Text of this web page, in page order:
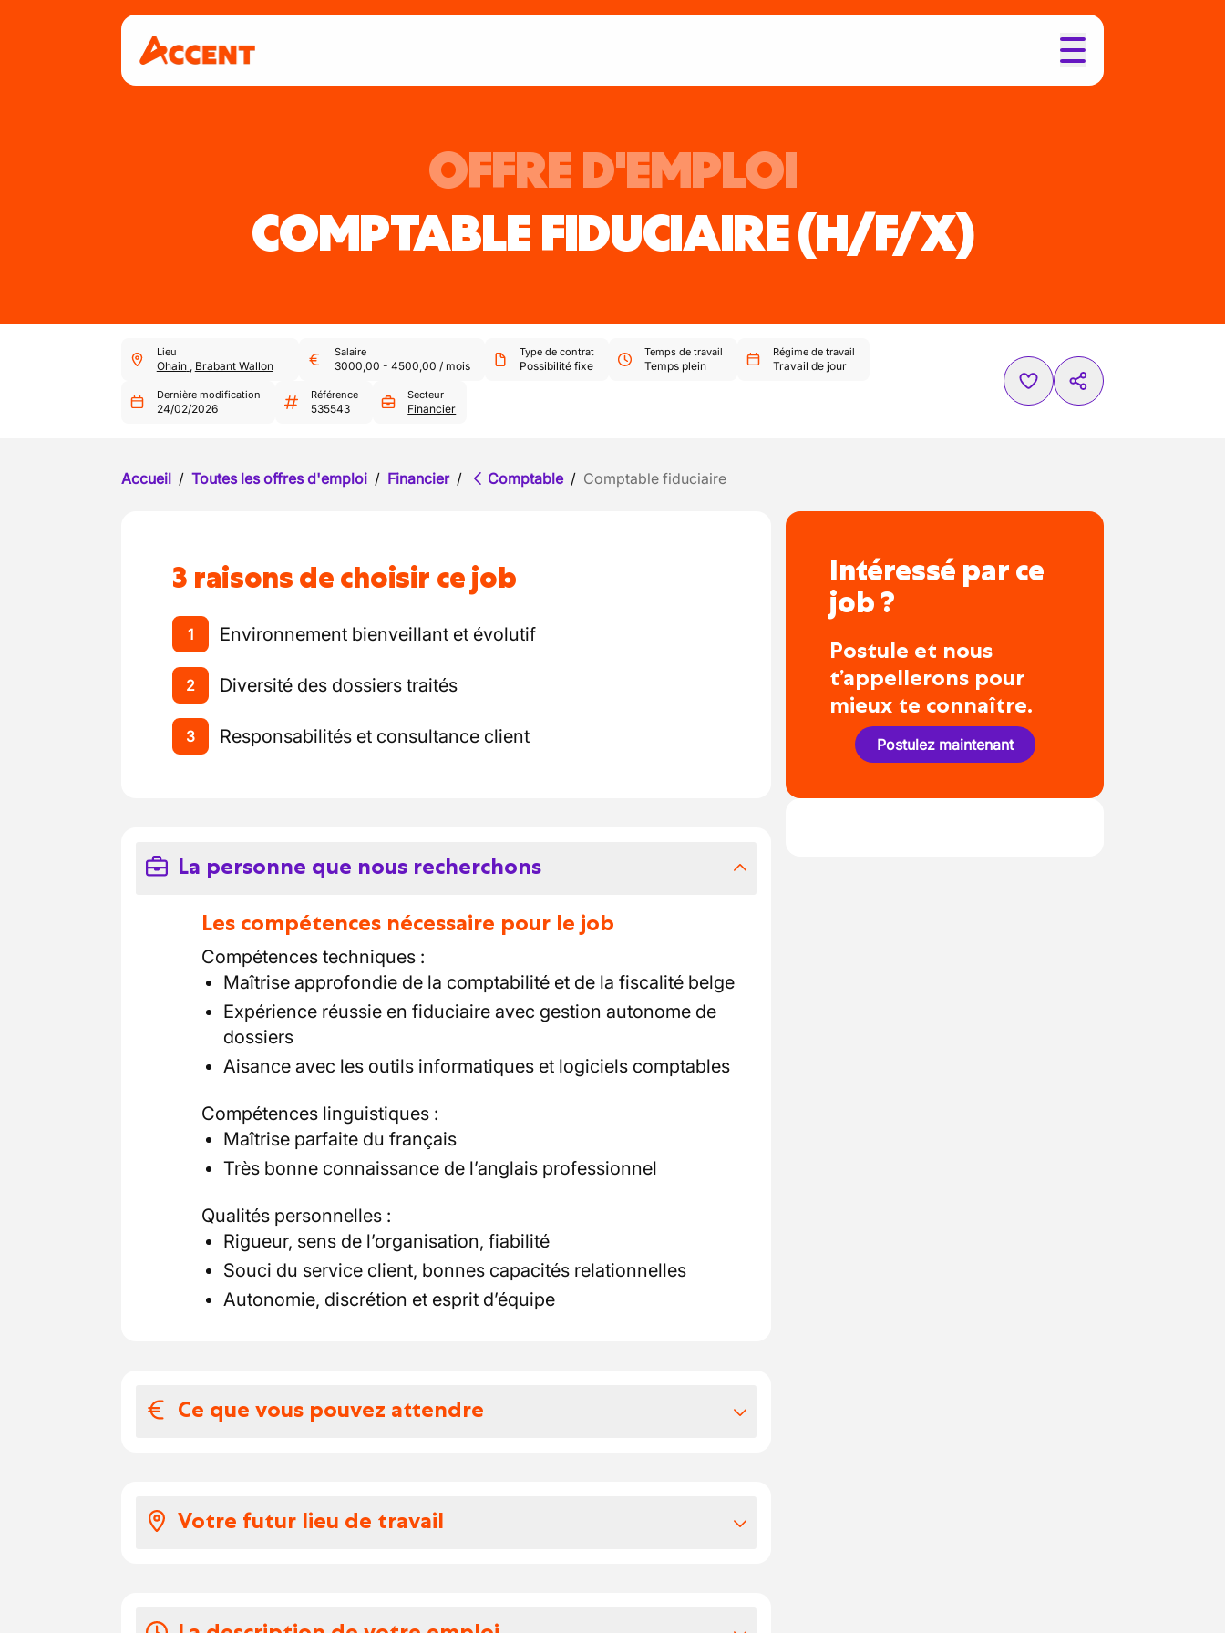
OFFRE D'EMPLOI
COMPTABLE FIDUCIAIRE(H/F/X)
Lieu
Ohain , Brabant Wallon
Salaire
3000,00 - 4500,00 / mois
Type de contrat
Possibilité fixe
Temps de travail
Temps plein
Régime de travail
Travail de jour
Dernière modification
24/02/2026
Référence
535543
Secteur
Financier
Accueil / Toutes les offres d'emploi / Financier / Comptable / Comptable fiduciaire
3 raisons de choisir ce job
1 Environnement bienveillant et évolutif
2 Diversité des dossiers traités
3 Responsabilités et consultance client
La personne que nous recherchons
Les compétences nécessaire pour le job
Compétences techniques :
Maîtrise approfondie de la comptabilité et de la fiscalité belge
Expérience réussie en fiduciaire avec gestion autonome de
dossiers
Aisance avec les outils informatiques et logiciels comptables
Compétences linguistiques :
Maîtrise parfaite du français
Très bonne connaissance de l’anglais professionnel
Qualités personnelles :
Rigueur, sens de l’organisation, fiabilité
Souci du service client, bonnes capacités relationnelles
Autonomie, discrétion et esprit d’équipe
Ce que vous pouvez attendre
assurance hospitalisation, remboursement des frais de
Votre futur lieu de travail
un portefeuille varié de clients. Vous serez le(a) garant(e) de la
Intéressé par ce
job ?
Postule et nous
t’appellerons pour
mieux te connaître.
Postulez maintenant